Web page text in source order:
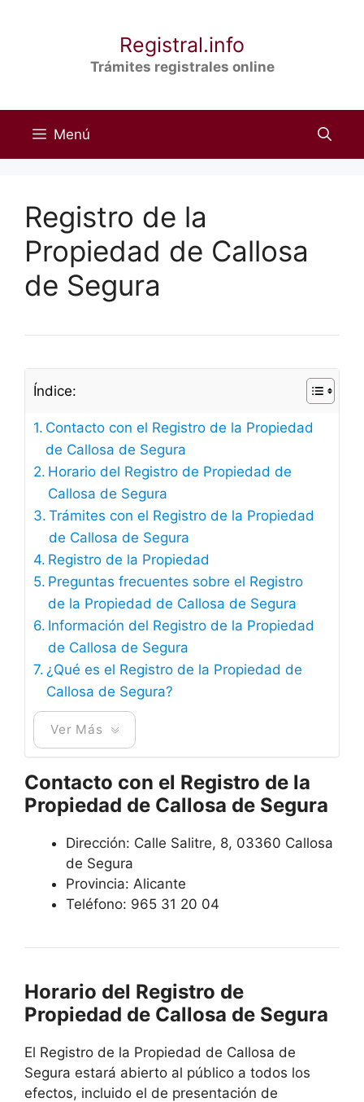
Registral.info
Trámites registrales online
Menú
Registro de la
Propiedad de Callosa
de Segura
Índice:
Contacto con el Registro de la Propiedad
de Callosa de Segura
Horario del Registro de Propiedad de
Callosa de Segura
Trámites con el Registro de la Propiedad
de Callosa de Segura
Registro de la Propiedad
Preguntas frecuentes sobre el Registro
de la Propiedad de Callosa de Segura
Información del Registro de la Propiedad
de Callosa de Segura
¿Qué es el Registro de la Propiedad de
Callosa de Segura?
Ver Más
Contacto con el Registro de la
Propiedad de Callosa de Segura
Dirección: Calle Salitre, 8, 03360 Callosa
de Segura
Provincia: Alicante
Teléfono: 965 31 20 04
Horario del Registro de
Propiedad de Callosa de Segura
El Registro de la Propiedad de Callosa de
Segura estará abierto al público a todos los
efectos, incluido el de presentación de